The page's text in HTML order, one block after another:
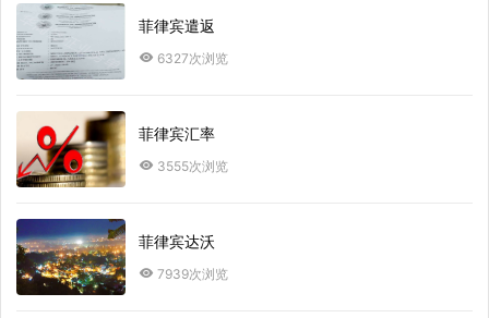
菲律宾遣返
6327次浏览
菲律宾汇率
3555次浏览
菲律宾达沃
7939次浏览